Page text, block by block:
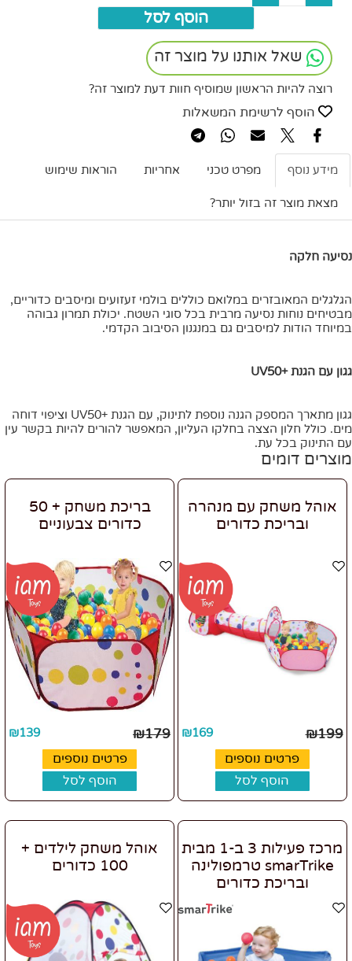
הוסף לסל
שאל אותנו על מוצר זה
רוצה להיות הראשון שמוסיף חוות דעת למוצר זה?
הוסף לרשימת המשאלות
מידע נוסף מפרט טכני אחריות הוראות שימוש
מצאת מוצר זה בזול יותר?
נסיעה חלקה
הגלגלים המאובזרים במלואם כוללים בולמי זעזועים ומיסבים כדוריים,
מבטיחים נוחות נסיעה מרבית בכל סוגי השטח. יכולת תמרון גבוהה
במיוחד הודות למיסבים גם במנגנון הסיבוב הקדמי.
גגון עם הגנת +UV50
גגון מתארך המספק הגנה נוספת לתינוק, עם הגנת +UV50 וציפוי דוחה
מים. כולל חלון הצצה בחלקו העליון, המאפשר להורים להיות בקשר עין
עם התינוק בכל עת.
מוצרים דומים
אוהל משחק עם מנהרה
ובריכת כדורים
₪199
₪169
פרטים נוספים
הוסף לסל
בריכת משחק + 50
כדורים צבעוניים
₪179
₪139
פרטים נוספים
הוסף לסל
מרכז פעילות 3 ב-1 מבית
smarTrike טרמפולינה
ובריכת כדורים
אוהל משחק לילדים +
100 כדורים